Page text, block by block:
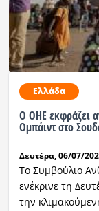
Ραδιόφωνο
Εκπομπές
Ελλάδα
O ΟΗΕ εκφράζει
Ομπάιντ στο
Δευτέρα, 06/07/
Το Συμβούλιο
ενέκρινε τη
την